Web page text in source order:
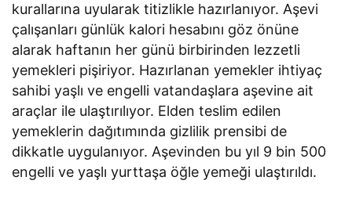
kurallarına uyularak titizlikle hazırlanıyor. Aşevi
çalışanları günlük kalori hesabını göz önüne
alarak haftanın her günü birbirinden lezzetli
yemekleri pişiriyor. Hazırlanan yemekler ihtiyaç
sahibi yaşlı ve engelli vatandaşlara aşevine ait
araçlar ile ulaştırılıyor. Elden teslim edilen
yemeklerin dağıtımında gizlilik prensibi de
dikkatle uygulanıyor. Aşevinden bu yıl 9 bin 500
engelli ve yaşlı yurttaşa öğle yemeği ulaştırıldı.